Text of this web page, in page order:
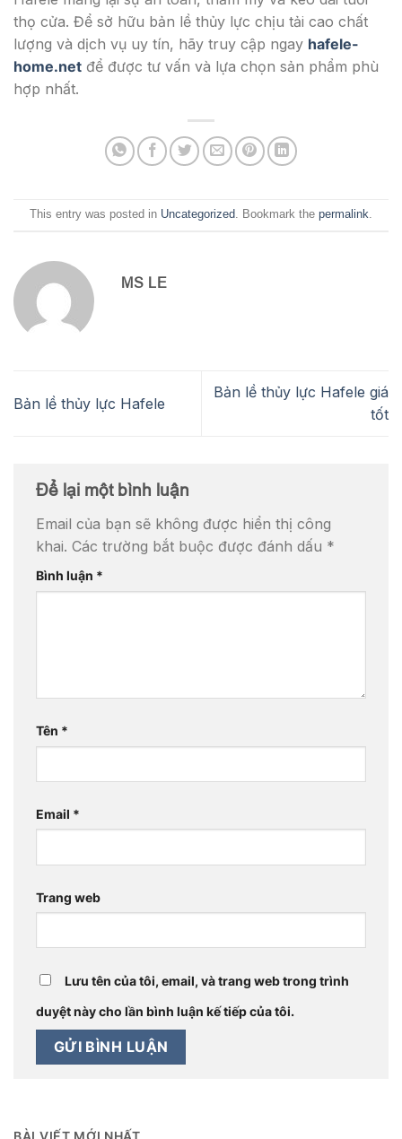
thọ cửa. Để sở hữu bản lề thủy lực chịu tải cao chất
lượng và dịch vụ uy tín, hãy truy cập ngay hafele-
home.net để được tư vấn và lựa chọn sản phẩm phù
hợp nhất.
This entry was posted in Uncategorized. Bookmark the permalink.
MS LE
Bản lề thủy lực Hafele
Bản lề thủy lực Hafele giá
tốt
Để lại một bình luận
Email của bạn sẽ không được hiển thị công
khai. Các trường bắt buộc được đánh dấu *
Bình luận *
Tên *
Email *
Trang web
Lưu tên của tôi, email, và trang web trong trình
duyệt này cho lần bình luận kế tiếp của tôi.
BÀI VIẾT MỚI NHẤT